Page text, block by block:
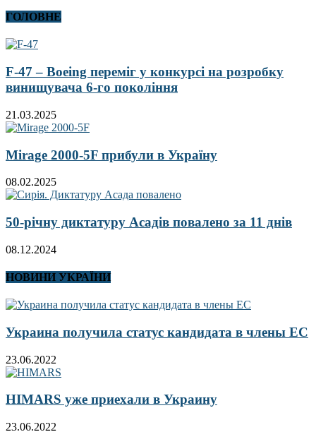
ГОЛОВНЕ
F-47 – Boeing переміг у конкурсі на розробку
винищувача 6-го покоління
21.03.2025
Mirage 2000-5F прибули в Україну
08.02.2025
50-річну диктатуру Асадів повалено за 11 днів
08.12.2024
НОВИНИ УКРАЇНИ
Украина получила статус кандидата в члены ЕС
23.06.2022
HIMARS уже приехали в Украину
23.06.2022